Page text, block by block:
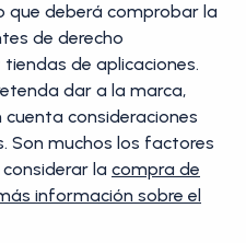
que deberá comprobar la
de derecho
de aplicaciones.
dar a la marca,
consideraciones
Son muchos los factores
la compra de
información sobre el